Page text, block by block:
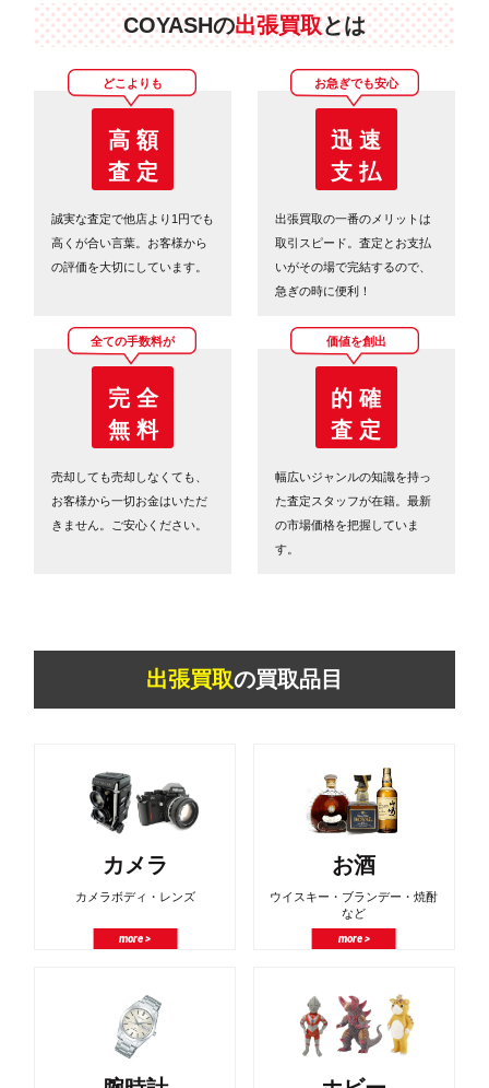
COYASHの出張買取とは
どこよりも
高 額
査 定
誠実な査定で他店より1円でも
高くが合い言葉。お客様から
の評価を大切にしています。
お急ぎでも安心
迅 速
支 払
出張買取の一番のメリットは
取引スピード。査定とお支払
いがその場で完結するので、
急ぎの時に便利！
全ての手数料が
完 全
無 料
売却しても売却しなくても、
お客様から一切お金はいただ
きません。ご安心ください。
価値を創出
的 確
査 定
幅広いジャンルの知識を持っ
た査定スタッフが在籍。最新
の市場価格を把握していま
す。
出張買取の買取品目
カメラ
カメラボディ・レンズ
more >
お酒
ウイスキー・ブランデー・焼酎
など
more >